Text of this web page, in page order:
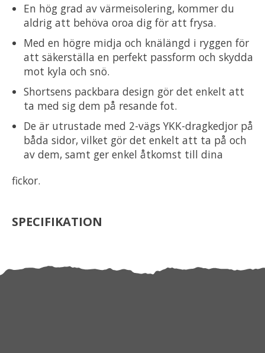
En hög grad av värmeisolering, kommer du
aldrig att behöva oroa dig för att frysa.
Med en högre midja och knälängd i ryggen för
att säkerställa en perfekt passform och skydda
mot kyla och snö.
Shortsens packbara design gör det enkelt att
ta med sig dem på resande fot.
De är utrustade med 2-vägs YKK-dragkedjor på
båda sidor, vilket gör det enkelt att ta på och
av dem, samt ger enkel åtkomst till dina
fickor.
SPECIFIKATION